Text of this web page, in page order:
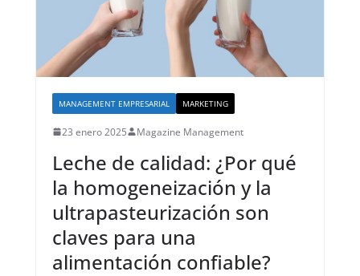
MANAGEMENT EMPRESARIAL MARKETING
23 enero 2025 Magazine Management
Leche de calidad: ¿Por qué
la homogeneización y la
ultrapasteurización son
claves para una
alimentación confiable?